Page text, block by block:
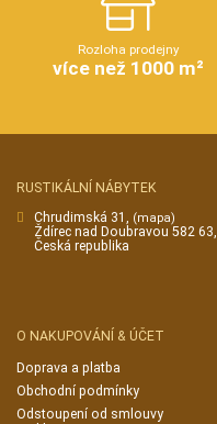
Rozloha prodejny
více než 1000 m²
RUSTIKÁLNÍ NÁBYTEK
Chrudimská 31, (mapa)
Ždírec nad Doubravou 582 63,
Česká republika
O NAKUPOVÁNÍ & ÚČET
Doprava a platba
Obchodní podmínky
Odstoupení od smlouvy